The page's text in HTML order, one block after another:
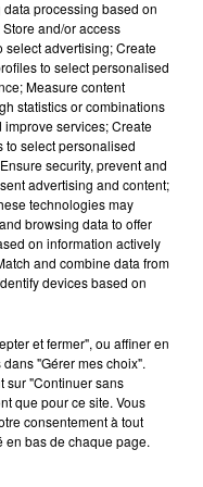
CONTACT
processing based on
and/or access
select advertising; Create
to select personalised
Measure content
statistics or combinations
services; Create
to select personalised
security, prevent and
advertising and content;
technologies may
browsing data to offer
on information actively
and combine data from
devices based on
et fermer", ou affiner en
"Gérer mes choix".
sur "Continuer sans
que pour ce site. Vous
consentement à tout
en bas de chaque page.